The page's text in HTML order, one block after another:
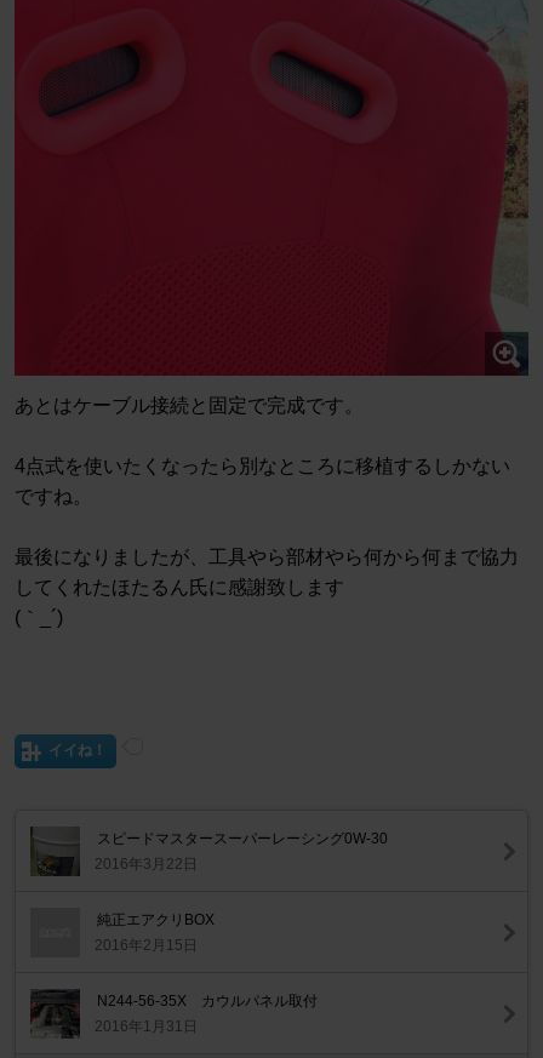
あとはケーブル接続と固定で完成です。
4点式を使いたくなったら別なところに移植するしかない
ですね。
最後になりましたが、工具やら部材やら何から何まで協力
してくれたほたるん氏に感謝致します
(｀_´)ゞ
イイね！
スピードマスタースーパーレーシング0W-30
2016年3月22日
純正エアクリBOX
2016年2月15日
N244-56-35X カウルパネル取付
2016年1月31日